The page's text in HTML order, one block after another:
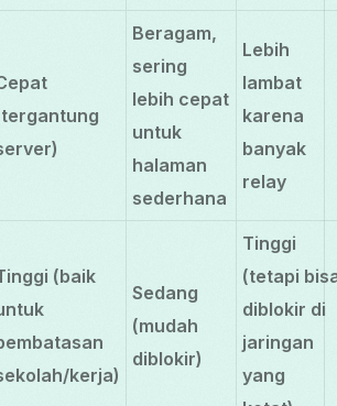
Beragam,
sering
lebih cepat
untuk
halaman
sederhana
Lebih
lambat
karena
banyak
relay
(baik
kerja)
Sedang
(mudah
diblokir)
Tinggi
(tetapi
diblokir di
jaringan
yang